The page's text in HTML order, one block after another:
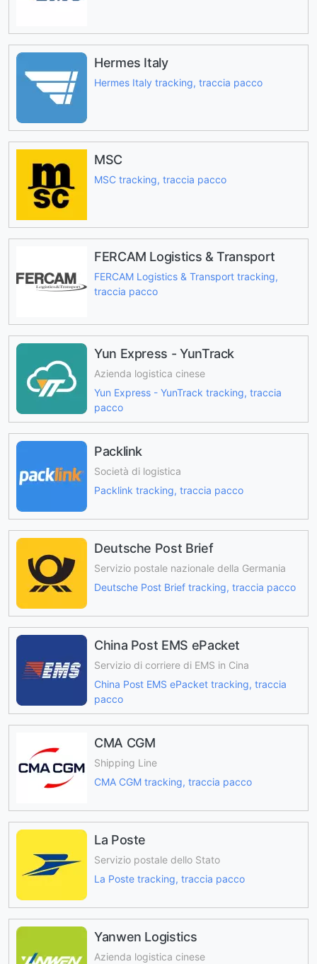
Hermes Italy
Hermes Italy tracking, traccia pacco
MSC
MSC tracking, traccia pacco
FERCAM Logistics & Transport
FERCAM Logistics & Transport tracking,
traccia pacco
Yun Express - YunTrack
Azienda logistica cinese
Yun Express - YunTrack tracking, traccia
pacco
Packlink
Società di logistica
Packlink tracking, traccia pacco
Deutsche Post Brief
Servizio postale nazionale della Germania
Deutsche Post Brief tracking, traccia pacco
China Post EMS ePacket
Servizio di corriere di EMS in Cina
China Post EMS ePacket tracking, traccia
pacco
CMA CGM
Shipping Line
CMA CGM tracking, traccia pacco
La Poste
Servizio postale dello Stato
La Poste tracking, traccia pacco
Yanwen Logistics
Azienda logistica cinese